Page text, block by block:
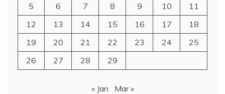
5
6 7 8 9 10
11
12
13 14 15 16 17
18
19
20 21 22 23 24
25
26
27 28 29
« Jan Mar »